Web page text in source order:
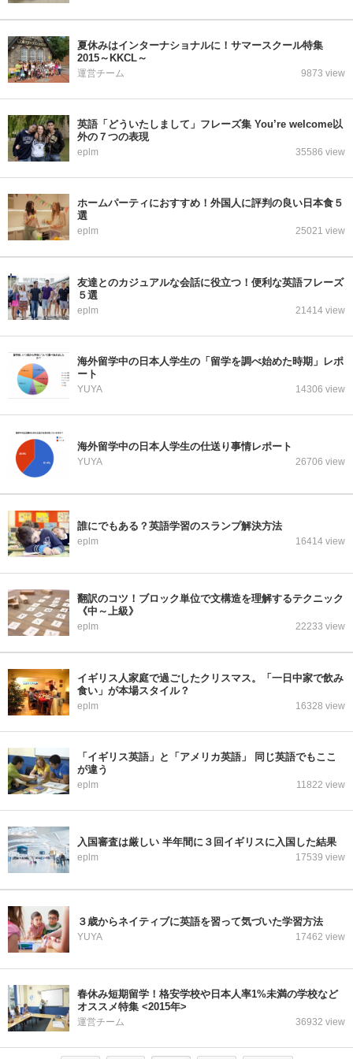
夏休みはインターナショナルに！サマースクール特集
2015～KKCL～
運営チーム 9873 view
英語「どういたしまして」フレーズ集 You’re welcome以
外の７つの表現
eplm 35586 view
ホームパーティにおすすめ！外国人に評判の良い日本食５
選
eplm 25021 view
友達とのカジュアルな会話に役立つ！便利な英語フレーズ
５選
eplm 21414 view
海外留学中の日本人学生の「留学を調べ始めた時期」レポ
ート
YUYA 14306 view
海外留学中の日本人学生の仕送り事情レポート
YUYA 26706 view
誰にでもある？英語学習のスランプ解決方法
eplm 16414 view
翻訳のコツ！ブロック単位で文構造を理解するテクニック
《中～上級》
eplm 22233 view
イギリス人家庭で過ごしたクリスマス。「一日中家で飲み
食い」が本場スタイル？
eplm 16328 view
「イギリス英語」と「アメリカ英語」 同じ英語でもここ
が違う
eplm 11822 view
入国審査は厳しい 半年間に３回イギリスに入国した結果
eplm 17539 view
３歳からネイティブに英語を習って気づいた学習方法
YUYA 17462 view
春休み短期留学！格安学校や日本人率1%未満の学校など
オススメ特集 <2015年>
運営チーム 36932 view